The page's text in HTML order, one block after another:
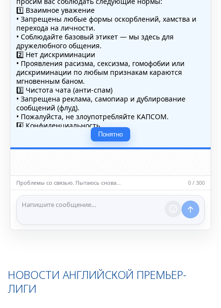
1️⃣ Взаимное уважение
• Запрещены любые формы оскорблений, хамства и
перехода на личности.
• Соблюдайте базовый этикет — мы здесь для
дружелюбного общения.
2️⃣ Нет дискриминации
• Проявления расизма, сексизма, гомофобии или
дискриминации по любым признакам караются
мгновенным баном.
3️⃣ Чистота чата (анти-спам)
• Запрещена реклама, самопиар и дублирование
сообщений (флуд).
• Пожалуйста, не злоупотребляйте КАПСОМ.
4️⃣ Конфиденциальность
• Не публикуйте личные данные — свои или чужие
(телефоны, адреса, документы).
5️⃣ Уместность контента
насилию.
ℹ️ Модераторы и администраторы вправе удалять
сообщения и ограничивать доступ к чату при
нарушении правил.
Понятно
Проблемы со связью. Пытаюсь снова… 0 / 300
НОВОСТИ АНГЛИЙСКОЙ ПРЕМЬЕР-
ЛИГИ